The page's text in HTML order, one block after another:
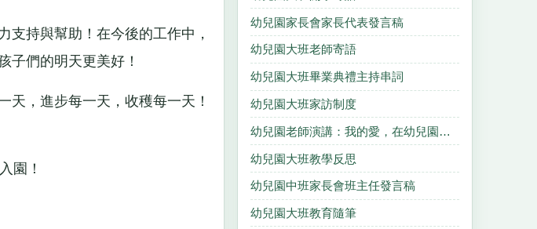
持與幫助！在今後的工作中，
子們的明天更美好！
，進步每一天，收穫每一天！
園！
幼兒園家長會家長代表發言稿
幼兒園大班老師寄語
幼兒園大班畢業典禮主持串詞
幼兒園大班家訪制度
幼兒園老師演講：我的愛，在幼兒園裡紮根
幼兒園大班教學反思
幼兒園中班家長會班主任發言稿
幼兒園大班教育隨筆